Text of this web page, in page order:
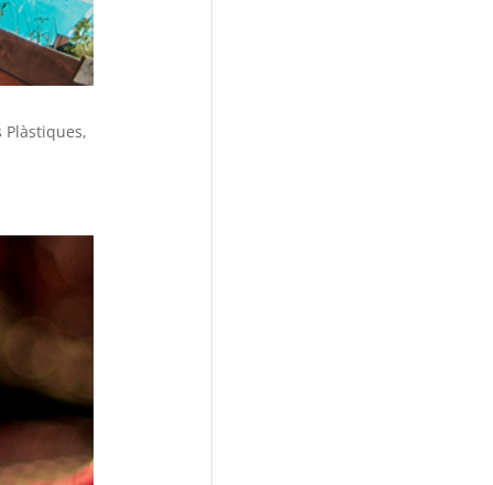
Plàstiques,